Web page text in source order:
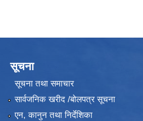
सूचना
सूचना तथा समाचार
सार्वजनिक खरीद /बोलपत्र सूचना
एन, कानुन तथा निर्देशिका